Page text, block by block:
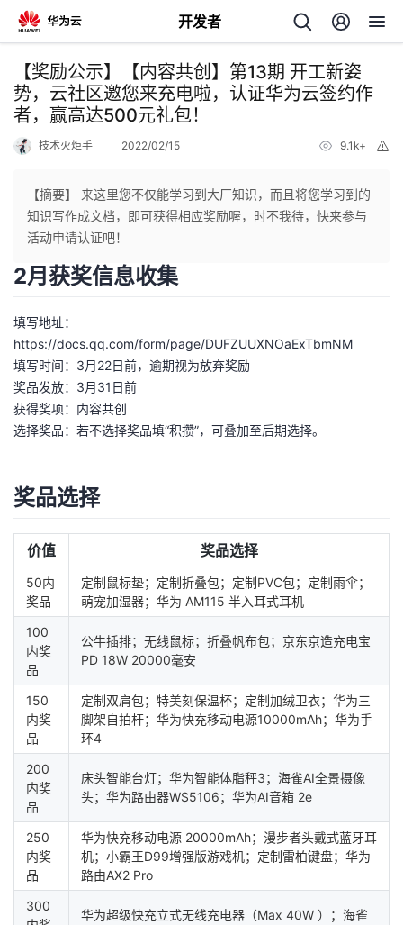
开发者
返
回
个
页
开
发
者
博
客
的
论
坛
我
的
圈
子
我
的
直
播
我
的
活
动
我
的
关
注
我
的
开
发
者
我
的
Programs
我
的
支
【奖励公示】【内容共创】第13期 开工新姿
势，云社区邀您来充电啦，认证华为云签约作
者，赢高达500元礼包！
技术火炬手 2022/02/15 9.1k+
【摘要】 来这里您不仅能学习到大厂知识，而且将您学习到的
知识写作成文档，即可获得相应奖励喔，时不我待，快来参与
活动申请认证吧！
2月获奖信息收集
填写地址：
https://docs.qq.com/form/page/DUFZUUXNOaExTbmNM
填写时间：3月22日前，逾期视为放弃奖励
奖品发放：3月31日前
获得奖项：内容共创
选择奖品：若不选择奖品填“积攒”，可叠加至后期选择。
奖品选择
价值 奖品选择
50内
奖品
定制鼠标垫；定制折叠包；定制PVC包；定制雨伞；
萌宠加湿器；华为 AM115 半入耳式耳机
100
内奖
品
公牛插排；无线鼠标；折叠帆布包；京东京造充电宝
PD 18W 20000毫安
150
内奖
品
定制双肩包；特美刻保温杯；定制加绒卫衣；华为三
脚架自拍杆；华为快充移动电源10000mAh；华为手
环4
200
内奖
品
床头智能台灯；华为智能体脂秤3；海雀AI全景摄像
头；华为路由器WS5106；华为AI音箱 2e
250
内奖
品
华为快充移动电源 20000mAh；漫步者头戴式蓝牙耳
机；小霸王D99增强版游戏机；定制雷柏键盘；华为
路由AX2 Pro
300
华为超级快充立式无线充电器（Max 40W ）；海雀